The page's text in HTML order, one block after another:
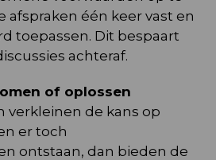
afspraken één keer vast en
toepassen. Dit bespaart
achteraf.
of oplossen
verkleinen de kans op
er toch
ontstaan, dan bieden de